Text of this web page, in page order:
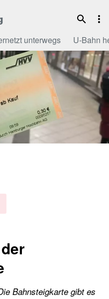
unterwegs U-Bahn
Bahnsteigkarte gibt es